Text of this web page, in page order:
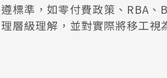
標準，如零付費政策、RBA、
層級理解，並對實際將移工視